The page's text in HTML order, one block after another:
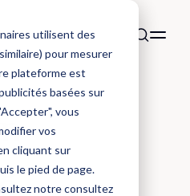
utilisent des
pour mesurer
plateforme est
basées sur
vous
vos
cliquant sur
le pied de page.
notreconsultez